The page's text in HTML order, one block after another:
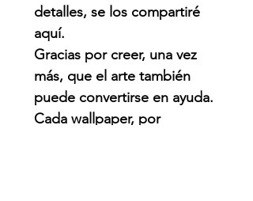
detalles, se los compartiré
aquí.
Gracias por creer, una vez
más, que el arte también
puede convertirse en ayuda.
Cada wallpaper, por